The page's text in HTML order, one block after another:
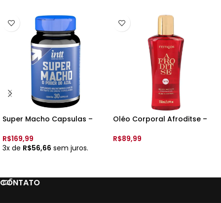
Super Macho Capsulas –
cap. – Intt
R$169,99
3x de R$56,66 sem juros.
Oléo Corporal Afroditse –
R$89,99
CONTATO